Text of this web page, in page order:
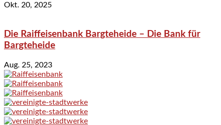
Okt. 20, 2025
Die Raiffeisenbank Bargteheide – Die Bank für
Bargteheide
Aug. 25, 2023